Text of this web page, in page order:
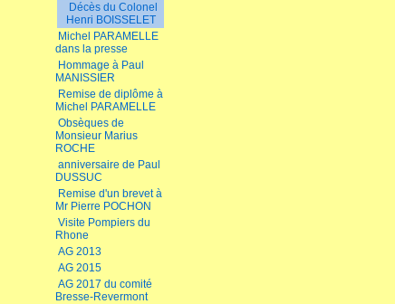
Décès du Colonel
Henri BOISSELET
Michel PARAMELLE
dans la presse
Hommage à Paul
MANISSIER
Remise de diplôme à
Michel PARAMELLE
Obsèques de
Monsieur Marius
ROCHE
anniversaire de Paul
DUSSUC
Remise d'un brevet à
Mr Pierre POCHON
Visite Pompiers du
Rhone
AG 2013
AG 2015
AG 2017 du comité
Bresse-Revermont